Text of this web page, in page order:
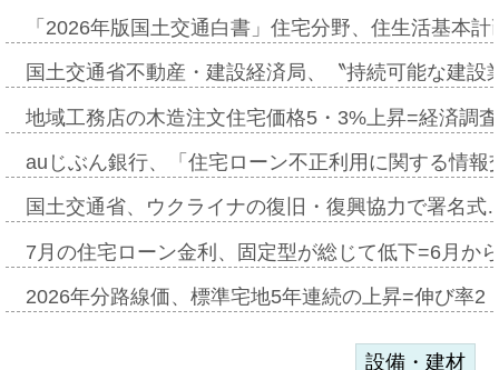
「2026年版国土交通白書」住宅分野、住生活基本
国土交通省不動産・建設経済局、〝持続可能な建
地域工務店の木造注文住宅価格5・3%上昇=経済調
auじぶん銀行、「住宅ローン不正利用に関する情
国土交通省、ウクライナの復旧・復興協力で署名
7月の住宅ローン金利、固定型が総じて低下=6月か
2026年分路線価、標準宅地5年連続の上昇=伸び率
設備・建材